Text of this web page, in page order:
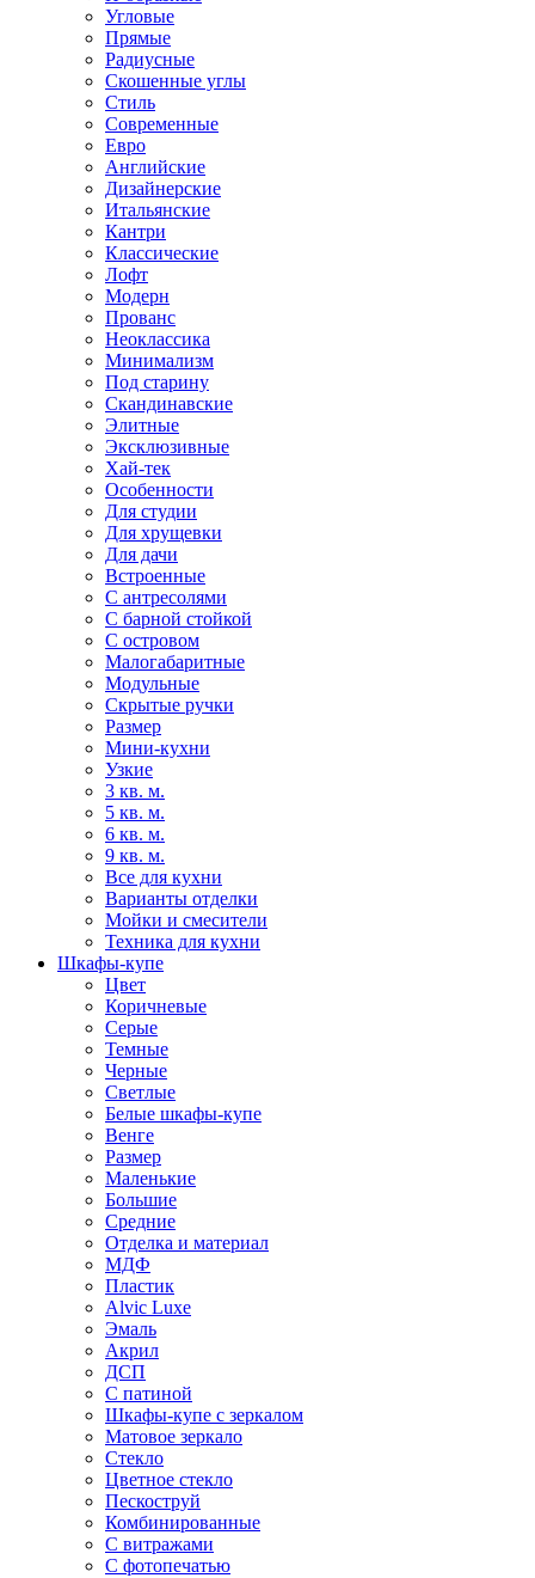
Угловые
Прямые
Радиусные
Скошенные углы
Стиль
Современные
Евро
Английские
Дизайнерские
Итальянские
Кантри
Классические
Лофт
Модерн
Прованс
Неоклассика
Минимализм
Под старину
Скандинавские
Элитные
Эксклюзивные
Хай-тек
Особенности
Для студии
Для хрущевки
Для дачи
Встроенные
С антресолями
С барной стойкой
С островом
Малогабаритные
Модульные
Скрытые ручки
Размер
Мини-кухни
Узкие
3 кв. м.
5 кв. м.
6 кв. м.
9 кв. м.
Все для кухни
Варианты отделки
Мойки и смесители
Техника для кухни
Шкафы-купе
Цвет
Коричневые
Серые
Темные
Черные
Светлые
Белые шкафы-купе
Венге
Размер
Маленькие
Большие
Средние
Отделка и материал
МДФ
Пластик
Alvic Luxe
Эмаль
Акрил
ДСП
С патиной
Шкафы-купе с зеркалом
Матовое зеркало
Стекло
Цветное стекло
Пескоструй
Комбинированные
С витражами
С фотопечатью